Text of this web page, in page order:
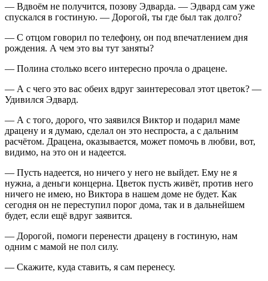
— Вдвоём не получится, позову Эдварда. — Эдвард сам уже
спускался в гостиную. — Дорогой, ты где был так долго?
— С отцом говорил по телефону, он под впечатлением дня
рождения. А чем это вы тут заняты?
— Полина столько всего интересно прочла о драцене.
— А с чего это вас обеих вдруг заинтересовал этот цветок? —
Удивился Эдвард.
— А с того, дорого, что заявился Виктор и подарил маме
драцену и я думаю, сделал он это неспроста, а с дальним
расчётом. Драцена, оказывается, может помочь в любви, вот,
видимо, на это он и надеется.
— Пусть надеется, но ничего у него не выйдет. Ему не я
нужна, а деньги концерна. Цветок пусть живёт, против него
ничего не имею, но Виктора в нашем доме не будет. Как
сегодня он не переступил порог дома, так и в дальнейшем
будет, если ещё вдруг заявится.
— Дорогой, помоги перенести драцену в гостиную, нам
одним с мамой не пол силу.
— Скажите, куда ставить, я сам перенесу.